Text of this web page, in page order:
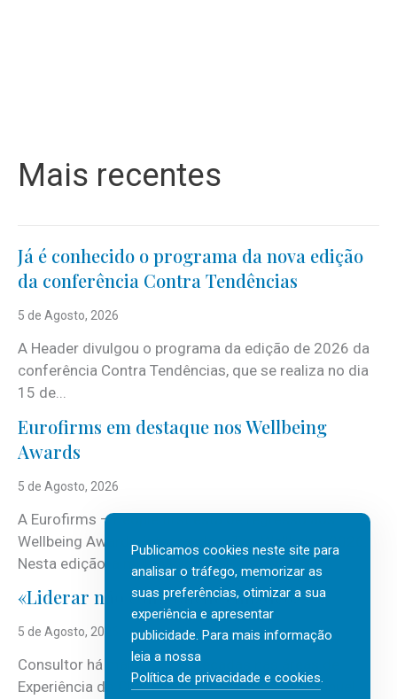
Mais recentes
Já é conhecido o programa da nova edição
da conferência Contra Tendências
5 de Agosto, 2026
A Header divulgou o programa da edição de 2026 da
conferência Contra Tendências, que se realiza no dia
15 de...
Eurofirms em destaque nos Wellbeing
Awards
5 de Agosto, 2026
A Eurofirms – People first está de regresso aos
Wellbeing Awards, integrando o Top Wellbeing 2026.
Nesta edição, a multinacional...
«Liderar não é um talento místico.»
5 de Agosto, 2026
Consultor há mais de três décadas nas áreas de
Experiência do Cliente, Vendas e Liderança, Manuel
Publicamos cookies neste site para
analisar o tráfego, memorizar as
suas preferências, otimizar a sua
experiência e apresentar
publicidade. Para mais informação
leia a nossa
Política de privacidade e cookies.